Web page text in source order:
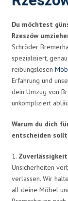
Du möchtest
Rzeszów
Schröder
spezialisiert,
reibungslosen
Erfahrung und
dein Umzug von
unkompliziert
Warum du dich
entscheiden
1.
Unsicherheiten
verlassen. Wir
all deine Möbel